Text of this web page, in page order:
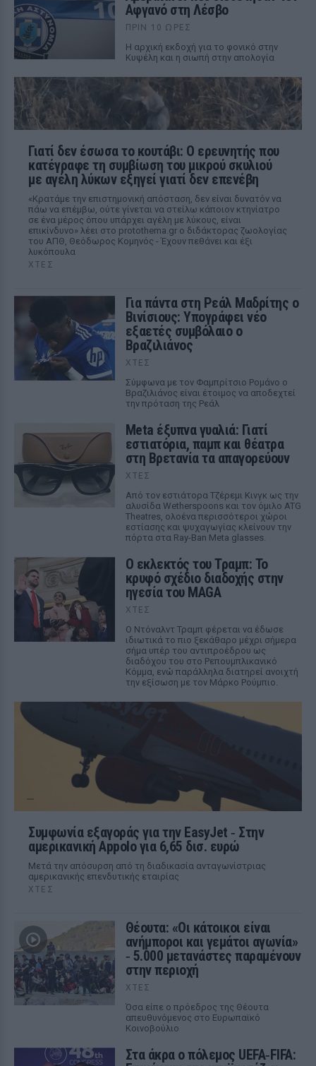
Αφγανό στη Λέσβο
ΠΡΙΝ 10 ΏΡΕΣ
Η αρχική εκδοχή για το φονικό στην
Κυψέλη και η σιωπή στην απολογία
Γιατί δεν έσωσα το κουτάβι: Ο ερευνητής που
κατέγραφε τη συμβίωση του μικρού σκυλιού
με αγέλη λύκων εξηγεί γιατί δεν επενέβη
«Κρατάμε την επιστημονική απόσταση, δεν είναι δυνατόν να
πάω να επέμβω, ούτε γίνεται να στείλω κάποιον κτηνίατρο
σε ένα μέρος όπου υπάρχει αγέλη με λύκους, είναι
επικίνδυνο» λέει στο protothema.gr ο διδάκτορας ζωολογίας
του ΑΠΘ, Θεόδωρος Κομηνός - Έχουν πεθάνει και έξι
λυκόπουλα
ΧΤΕΣ
Για πάντα στη Ρεάλ Μαδρίτης ο
Βινίσιους: Υπογράφει νέο
εξαετές συμβόλαιο ο
Βραζιλιάνος
ΧΤΕΣ
Σύμφωνα με τον Φαμπρίτσιο Ρομάνο ο
Βραζιλιάνος είναι έτοιμος να αποδεχτεί
την πρόταση της Ρεάλ
Meta έξυπνα γυαλιά: Γιατί
εστιατόρια, παμπ και θέατρα
στη Βρετανία τα απαγορεύουν
ΧΤΕΣ
Από τον εστιάτορα Τζέρεμι Κινγκ ως την
αλυσίδα Wetherspoons και τον όμιλο ATG
Theatres, ολοένα περισσότεροι χώροι
εστίασης και ψυχαγωγίας κλείνουν την
πόρτα στα Ray-Ban Meta glasses.
Ο εκλεκτός του Τραμπ: Το
κρυφό σχέδιο διαδοχής στην
ηγεσία του MAGA
ΧΤΕΣ
Ο Ντόναλντ Τραμπ φέρεται να έδωσε
ιδιωτικά το πιο ξεκάθαρο μέχρι σήμερα
σήμα υπέρ του αντιπροέδρου ως
διαδόχου του στο Ρεπουμπλικανικό
Κόμμα, ενώ παράλληλα διατηρεί ανοιχτή
την εξίσωση με τον Μάρκο Ρούμπιο.
Συμφωνία εξαγοράς για την EasyJet ‑ Στην
αμερικανική Appolo για 6,65 δισ. ευρώ
Μετά την απόσυρση από τη διαδικασία ανταγωνίστριας
αμερικανικής επενδυτικής εταιρίας
ΧΤΕΣ
Θέουτα: «Οι κάτοικοι είναι
ανήμποροι και γεμάτοι αγωνία»
‑ 5.000 μετανάστες παραμένουν
στην περιοχή
ΧΤΕΣ
Όσα είπε ο πρόεδρος της Θέουτα
απευθυνόμενος στο Ευρωπαϊκό
Κοινοβούλιο
Στα άκρα ο πόλεμος UEFA‑FIFA: